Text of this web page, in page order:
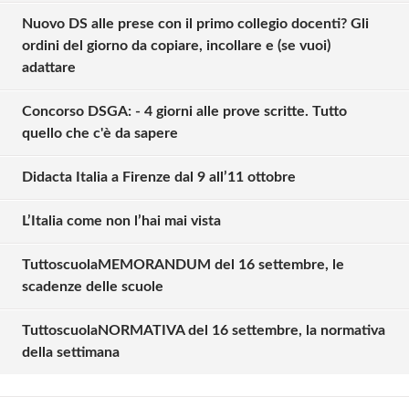
Nuovo DS alle prese con il primo collegio docenti? Gli
ordini del giorno da copiare, incollare e (se vuoi)
adattare
Concorso DSGA: - 4 giorni alle prove scritte. Tutto
quello che c'è da sapere
Didacta Italia a Firenze dal 9 all’11 ottobre
L’Italia come non l’hai mai vista
TuttoscuolaMEMORANDUM del 16 settembre, le
scadenze delle scuole
TuttoscuolaNORMATIVA del 16 settembre, la normativa
della settimana
Solo gli utenti registrati possono
Effettua il